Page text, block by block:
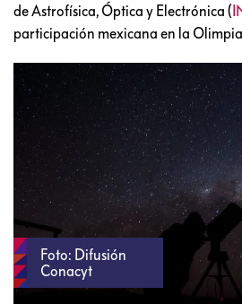
de Astrofísica, Óptica y Electrónica (
participación mexicana en la
Foto: Difusión
Conacyt